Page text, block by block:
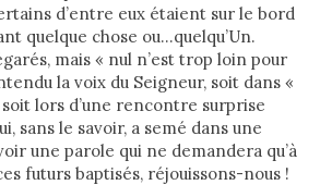
d’entre eux étaient sur le bord
quelque chose ou…quelqu’Un.
mais « nul n’est trop loin pour
la voix du Seigneur, soit dans «
lors d’une rencontre surprise
sans le savoir, a semé dans une
une parole qui ne demandera qu’à
futurs baptisés, réjouissons-nous !